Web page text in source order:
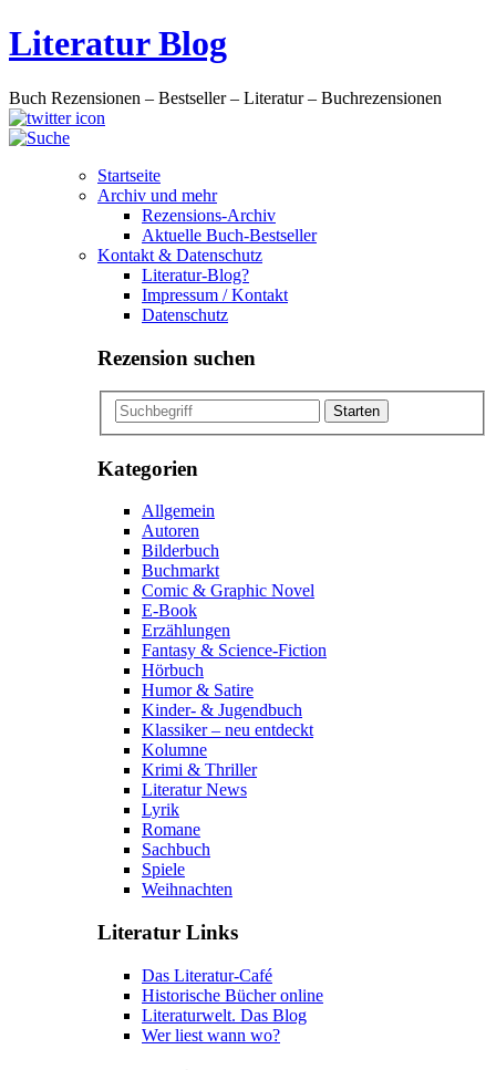
Literatur Blog
Buch Rezensionen – Bestseller – Literatur – Buchrezensionen
Startseite
Archiv und mehr
Rezensions-Archiv
Aktuelle Buch-Bestseller
Kontakt & Datenschutz
Literatur-Blog?
Impressum / Kontakt
Datenschutz
Rezension suchen
Kategorien
Allgemein
Autoren
Bilderbuch
Buchmarkt
Comic & Graphic Novel
E-Book
Erzählungen
Fantasy & Science-Fiction
Hörbuch
Humor & Satire
Kinder- & Jugendbuch
Klassiker – neu entdeckt
Kolumne
Krimi & Thriller
Literatur News
Lyrik
Romane
Sachbuch
Spiele
Weihnachten
Literatur Links
Das Literatur-Café
Historische Bücher online
Literaturwelt. Das Blog
Wer liest wann wo?